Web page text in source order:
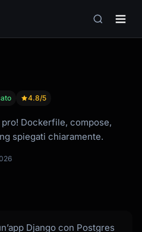
4.8/5
Dockerfile, compose,
spiegati chiaramente.
Django con Postgres